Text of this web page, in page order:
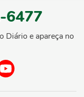
6477
Diário e apareça no